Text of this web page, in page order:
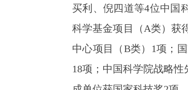
买利、倪四道等4位中国
科学基金项目（A类）获
中心项目（B类）1项；
18项；中国科学院战略